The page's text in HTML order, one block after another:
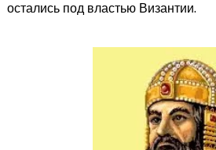
остались под властью Византии.